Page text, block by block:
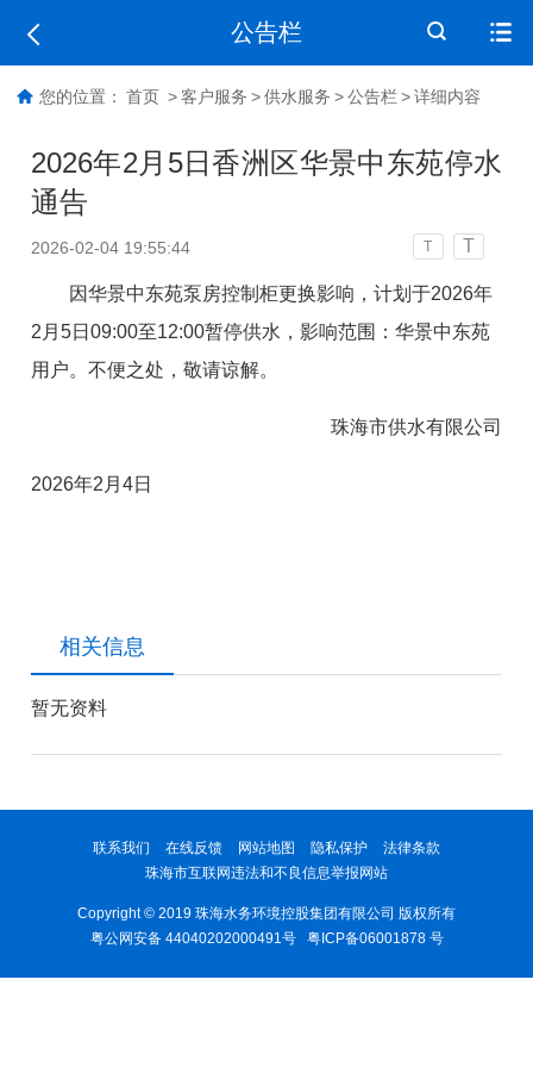
公告栏
您的位置： 首页 > 客户服务 > 供水服务 > 公告栏 > 详细内容
2026年2月5日香洲区华景中东苑停水
通告
2026-02-04 19:55:44 T T
因华景中东苑泵房控制柜更换影响 ，计划于2026年
2月5日09:00至12:00暂停供水，影响范围：华景中东苑
用户。不便之处，敬请谅解。
珠海市供水有限公司
2026年2月4日
相关信息
暂无资料
联系我们 在线反馈 网站地图 隐私保护
法律条款
珠海市互联网违法和不良信息举报网站
Copyright © 2019 珠海水务环境控股集团有限公司 版权所有
粤公网安备 44040202000491号 粤ICP备06001878 号